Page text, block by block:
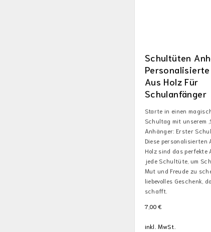
Schultüten
Aus Holz Für
Schulanfänger
Starte in einen
Schultag mit unserem
Anhänger: Erster
Diese personalisierten
Holz sind das perfekte
jede Schultüte, um
Mut und Freude zu
liebevolles Geschenk,
schafft.
7,00€
inkl. MwSt.